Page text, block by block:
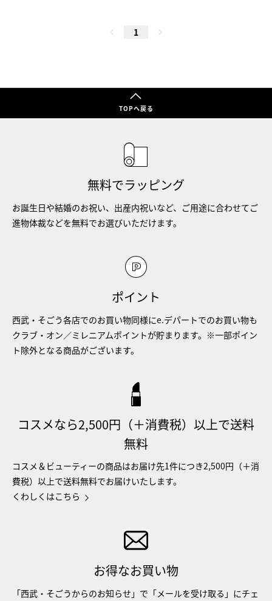
1
TOPへ戻る
無料でラッピング
お誕生日や結婚のお祝い、出産内祝いなど、ご用途に合わせてご
進物体裁などを無料でお選びいただけます。
ポイント
西武・そごう各店でのお買い物同様にe.デパートでのお買い物も
クラブ・オン／ミレニアムポイントが貯まります。※一部ポイン
ト除外となる商品がございます。
コスメなら2,500円（＋消費税）以上で送料
無料
コスメ＆ビューティーの商品はお届け先1件につき2,500円（＋消
費税）以上で送料無料でお届けいたします。
くわしくはこちら
お得なお買い物
「西武・そごうからのお知らせ」で「メールを受け取る」にチェ